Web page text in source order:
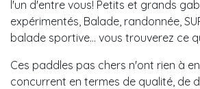
l'un d'entre vous! Petits et grands
expérimentés, Balade, randonnée,
balade sportive... vous trouverez ce
Ces paddles pas chers n'ont rien à
concurrent en termes de qualité, de